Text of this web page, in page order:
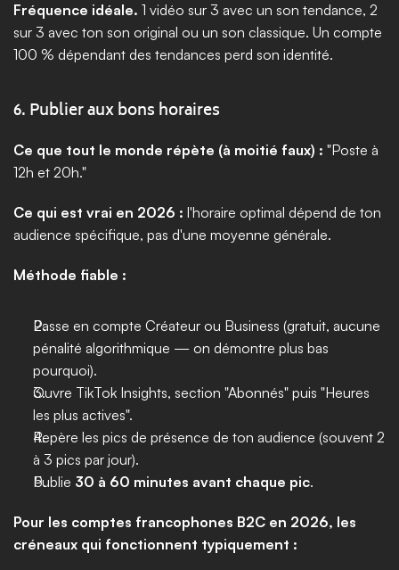
Fréquence idéale. 1 vidéo sur 3 avec un son tendance, 2
sur 3 avec ton son original ou un son classique. Un compte
100 % dépendant des tendances perd son identité.
6. Publier aux bons horaires
Ce que tout le monde répète (à moitié faux) : "Poste à
12h et 20h."
Ce qui est vrai en 2026 : l'horaire optimal dépend de ton
audience spécifique, pas d'une moyenne générale.
Méthode fiable :
Passe en compte Créateur ou Business (gratuit, aucune
pénalité algorithmique — on démontre plus bas
pourquoi).
Ouvre TikTok Insights, section "Abonnés" puis "Heures
les plus actives".
Repère les pics de présence de ton audience (souvent 2
à 3 pics par jour).
Publie 30 à 60 minutes avant chaque pic.
Pour les comptes francophones B2C en 2026, les
créneaux qui fonctionnent typiquement :